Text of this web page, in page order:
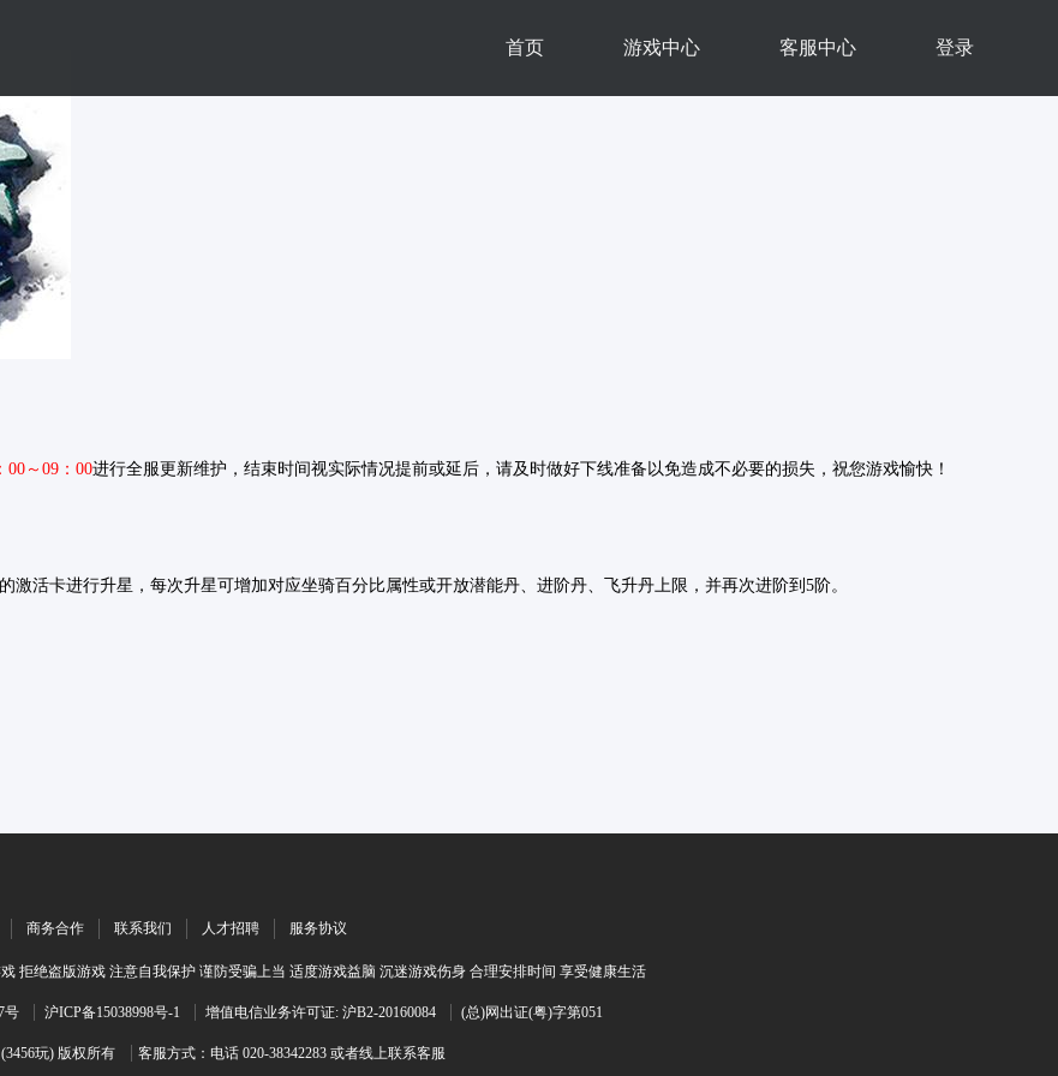
首页 游戏中心 客服中心 登录
00～09：00进行全服更新维护，结束时间视实际情况提前或延后，请及时做好下线准备以免造成不必要的损失，祝您游戏愉快！
激活卡进行升星，每次升星可增加对应坐骑百分比属性或开放潜能丹、进阶丹、飞升丹上限，并再次进阶到5阶。
商务合作 联系我们 人才招聘 服务协议
拒绝盗版游戏 注意自我保护 谨防受骗上当 适度游戏益脑 沉迷游戏伤身 合理安排时间 享受健康生活
号 沪ICP备15038998号-1 增值电信业务许可证: 沪B2-20160084 (总)网出证(粤)字第051
玩) 版权所有 客服方式：电话 020-38342283 或者线上联系客服